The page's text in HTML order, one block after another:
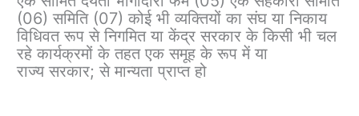
(06) समिति (07) कोई भी व्यक्तियों का संघ या निकाय
विधिवत रूप से निगमित या केंद्र सरकार के किसी भी चल
रहे कार्यक्रमों के तहत एक समूह के रूप में या
राज्य सरकार; से मान्यता प्राप्त हो